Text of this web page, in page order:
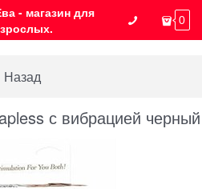
- магазин для
0
Назад
с вибрацией черный